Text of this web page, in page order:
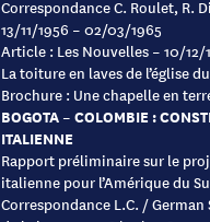
Correspondance C. Roulet, R.
13/11/1956 – 02/03/1965
Article : Les Nouvelles – 10/
La toiture en laves de l’église
Brochure : Une chapelle en
BOGOTA – COLOMBIE :
ITALIENNE
Rapport préliminaire sur le
italienne pour l’Amérique du
Correspondance L.C. /